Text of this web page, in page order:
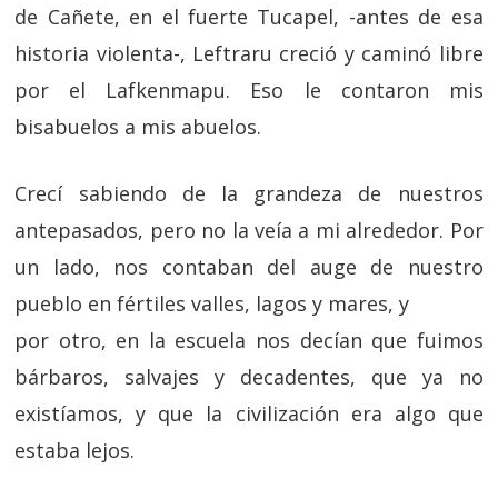
de Cañete, en el fuerte Tucapel, -antes de esa
historia violenta-, Leftraru creció y caminó libre
por el Lafkenmapu. Eso le contaron mis
bisabuelos a mis abuelos.
Crecí sabiendo de la grandeza de nuestros
antepasados, pero no la veía a mi alrededor. Por
un lado, nos contaban del auge de nuestro
pueblo en fértiles valles, lagos y mares, y
por otro, en la escuela nos decían que fuimos
bárbaros, salvajes y decadentes, que ya no
existíamos, y que la civilización era algo que
estaba lejos.